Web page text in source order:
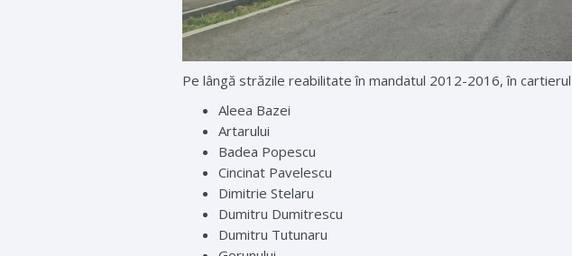
Pe lângă străzile reabilitate în mandatul 2012-2016, în
Aleea Bazei
Artarului
Badea Popescu
Cincinat Pavelescu
Dimitrie Stelaru
Dumitru Dumitrescu
Dumitru Tutunaru